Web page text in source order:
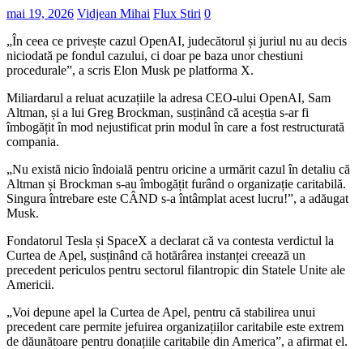
mai 19, 2026 Vidjean Mihai Flux Stiri 0
„În ceea ce privește cazul OpenAI, judecătorul și juriul nu au decis
niciodată pe fondul cazului, ci doar pe baza unor chestiuni
procedurale”, a scris Elon Musk pe platforma X.
Miliardarul a reluat acuzațiile la adresa CEO-ului OpenAI, Sam
Altman, și a lui Greg Brockman, susținând că aceștia s-ar fi
îmbogățit în mod nejustificat prin modul în care a fost restructurată
compania.
„Nu există nicio îndoială pentru oricine a urmărit cazul în detaliu că
Altman și Brockman s-au îmbogățit furând o organizație caritabilă.
Singura întrebare este CÂND s-a întâmplat acest lucru!”, a adăugat
Musk.
Fondatorul Tesla și SpaceX a declarat că va contesta verdictul la
Curtea de Apel, susținând că hotărârea instanței creează un
precedent periculos pentru sectorul filantropic din Statele Unite ale
Americii.
„Voi depune apel la Curtea de Apel, pentru că stabilirea unui
precedent care permite jefuirea organizațiilor caritabile este extrem
de dăunătoare pentru donațiile caritabile din America”, a afirmat el.